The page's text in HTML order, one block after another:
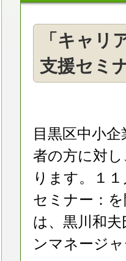
「キャリ
支援セミ
目黒区中小
者の方に対
ります。１
セミナー：
は、黒川和
ンマネージ